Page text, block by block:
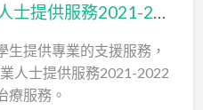
邀請貴公司/私人專業人士提供服務2021-2022報價書，內容包括：言語治療服務
提供專業的支援服務，
人士提供服務2021-2022
療服務。